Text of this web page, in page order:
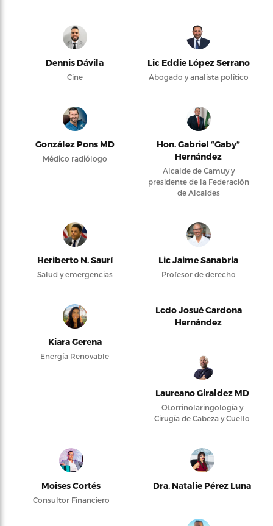
Dennis Dávila
Cine
Lic Eddie López Serrano
Abogado y analista político
González Pons MD
Médico radiólogo
Hon. Gabriel “Gaby”
Hernández
Alcalde de Camuy y
presidente de la Federación
de Alcaldes
Heriberto N. Saurí
Salud y emergencias
Lic Jaime Sanabria
Profesor de derecho
Kiara Gerena
Energía Renovable
Lcdo Josué Cardona
Hernández
Laureano Giraldez MD
Otorrinolaringología y
Cirugía de Cabeza y Cuello
Moises Cortés
Consultor Financiero
Dra. Natalie Pérez Luna